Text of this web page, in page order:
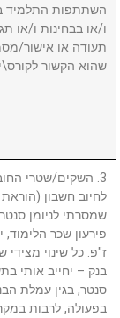
השתתפות התלמיד
ו/או בבחינות ו/או
תעודה או אישור/
שהוא הקשור
3. השקים/שטרי
לחיוב חשבון
שמסרתי לניומן
פירעון שכר הלימוד,
ז"פ. כל שינוי מצידי
בנק – יחייב אותי
סנטר, בגין עמלת
בפעולה, לרבות